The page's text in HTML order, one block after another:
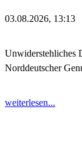
03.08.2026, 13:13
Unwiderstehliches
Norddeutscher
weiterlesen...